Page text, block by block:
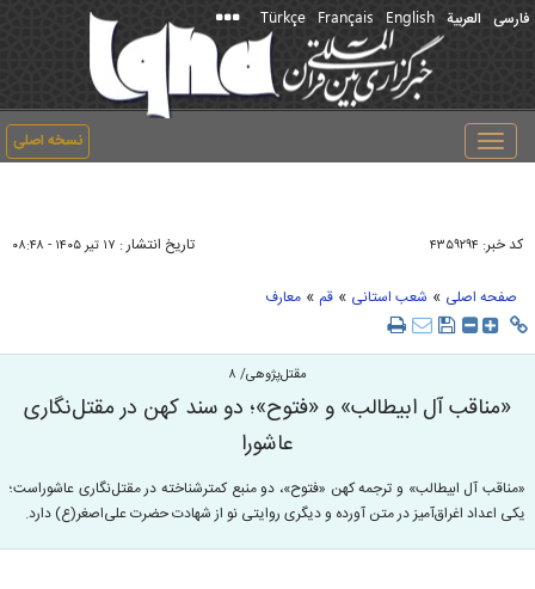
فارسی العربیة English
Français
Türkçe
نسخه اصلی
Toggle
navigation
کد خبر: ۴۳۵۹۲۹۴ تاریخ انتشار : ۱۷ تير ۱۴۰۵ - ۰۸:۴۸
صفحه اصلی » شعب استانی » قم » معارف
مقتل‌پژوهی/ ۸
«مناقب آل ابیطالب» و «فتوح»؛ دو سند کهن در مقتل‌نگاری
عاشورا
«مناقب آل ابیطالب» و ترجمه کهن «فتوح»، دو منبع کمترشناخته در مقتل‌نگاری عاشوراست؛
یکی اعداد اغراق‌آمیز در متن آورده و دیگری روایتی نو از شهادت حضرت علی‌اصغر(ع) دارد.